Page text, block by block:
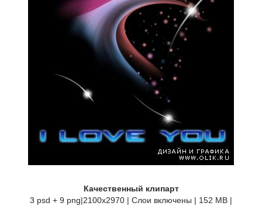
Качественный клипарт
3 psd + 9 png|2100x2970 | Слои включены | 152 MB |